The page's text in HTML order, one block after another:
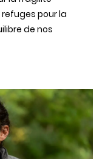
pour la
de nos